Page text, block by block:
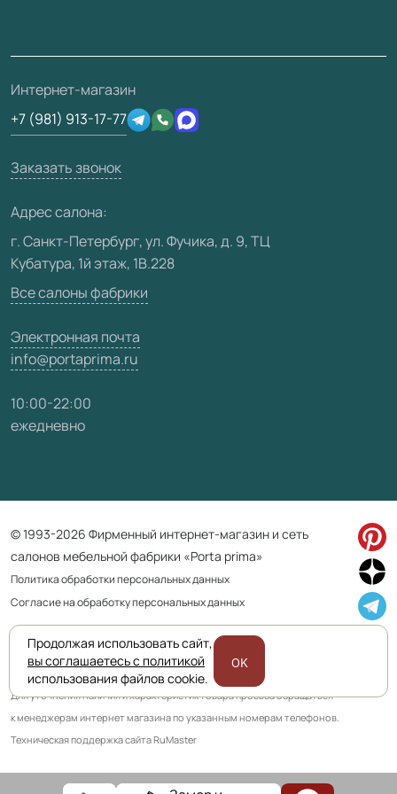
Отзывы клиентов
Техническая информация
Юридическая информация
3D-модели
О фабрике
Сертификаты
Производство
Вакансии
Карта сайта
Интернет-магазин
+7 (981) 913-17-77
Заказать звонок
Адрес салона:
г. Санкт-Петербург, ул. Фучика, д. 9, ТЦ
Кубатура, 1й этаж, 1В.228
Все салоны фабрики
Электронная почта
info@portaprima.ru
10:00-22:00
ежедневно
© 1993-2026 Фирменный интернет-магазин и сеть
салонов мебельной фабрики «Porta prima»
Политика обработки персональных данных
Согласие на обработку персональных данных
Приведенная на сайте информация не является публичной офертой
и носит информационно ознакомительный характер.
Для уточнения наличия и характеристик товара просьба обращаться
к менеджерам интернет магазина по указанным номерам телефонов.
Техническая поддержка сайта RuMaster
Продолжая использовать сайт,
вы соглашаетесь с политикой
использования файлов cookie.
OK